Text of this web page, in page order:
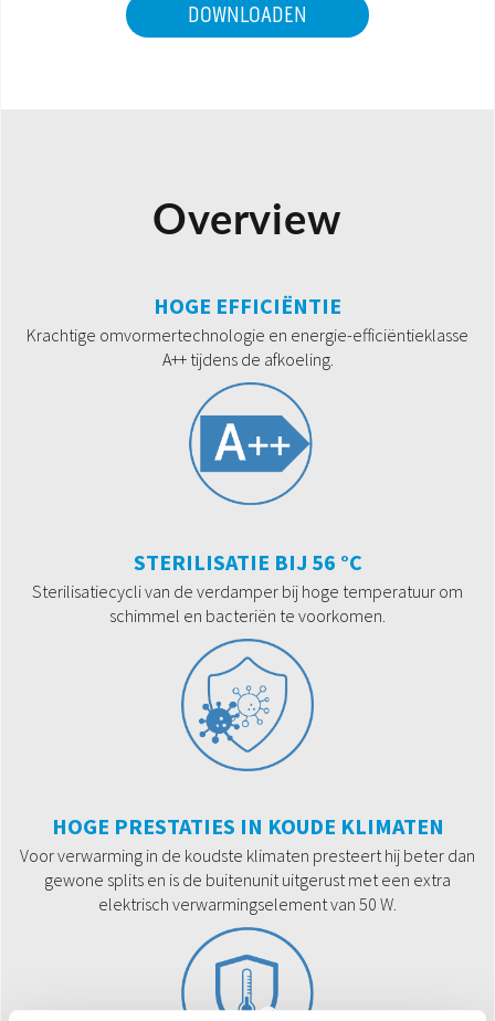
DOWNLOADEN
Overview
HOGE EFFICIËNTIE
Krachtige omvormertechnologie en energie-efficiëntieklasse
A++ tijdens de afkoeling.
STERILISATIE BIJ 56 °C
Sterilisatiecycli van de verdamper bij hoge temperatuur om
schimmel en bacteriën te voorkomen.
HOGE PRESTATIES IN KOUDE KLIMATEN
Voor verwarming in de koudste klimaten presteert hij beter dan
gewone splits en is de buitenunit uitgerust met een extra
elektrisch verwarmingselement van 50 W.